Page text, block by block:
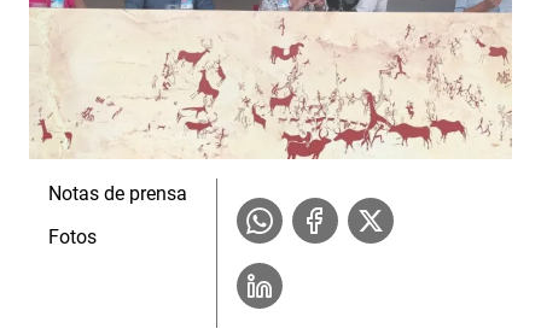
Notas de prensa
Fotos